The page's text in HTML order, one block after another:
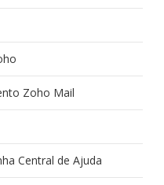
Zoho Mail
Central de Ajuda